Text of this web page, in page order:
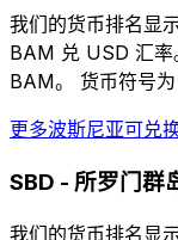
我们的货币排名显
BAM 兑 USD 汇率
BAM。 货币符号为
更多波斯尼亚可兑
SBD - 所罗门群
我们的货币排名显